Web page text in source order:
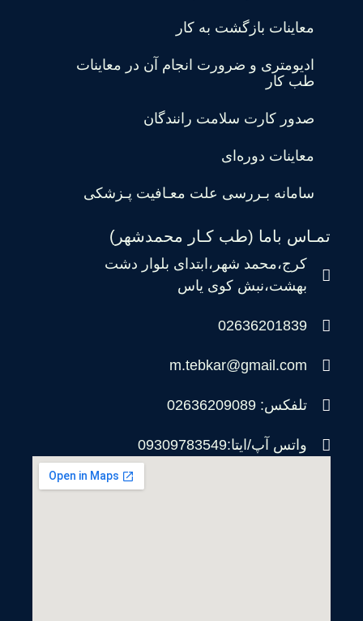
معاینات بازگشت به کار
ادیومتری و ضرورت انجام آن در معاینات
طب کار
صدور کارت سلامت رانندگان
معاینات دوره‌ای
سامانه بـررسی علت معـافیت پـزشکی
تمـاس باما (طب کـار محمدشهر)
کرج،محمد شهر،ابتدای بلوار دشت
بهشت،نبش کوی یاس
02636201839
m.tebkar@gmail.com
تلفکس: 02636209089
واتس آپ/ایتا:09309783549